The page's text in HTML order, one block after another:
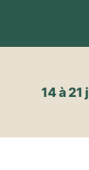
14 à 21 j